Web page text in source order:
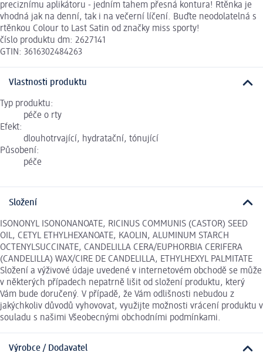
preciznímu aplikátoru - jedním tahem přesná kontura! Rtěnka je
vhodná jak na denní, tak i na večerní líčení. Buďte neodolatelná s
rtěnkou Colour to Last Satin od značky miss sporty!
číslo produktu dm: 2627141
GTIN: 3616302484263
Vlastnosti produktu
Typ produktu:
péče o rty
Efekt:
dlouhotrvající, hydratační, tónující
Působení:
péče
Složení
ISONONYL ISONONANOATE, RICINUS COMMUNIS (CASTOR) SEED
OIL, CETYL ETHYLHEXANOATE, KAOLIN, ALUMINUM STARCH
OCTENYLSUCCINATE, CANDELILLA CERA/EUPHORBIA CERIFERA
(CANDELILLA) WAX/CIRE DE CANDELILLA, ETHYLHEXYL PALMITATE
Složení a výživové údaje uvedené v internetovém obchodě se může
v některých případech nepatrně lišit od složení produktu, který
Vám bude doručený. V případě, že Vám odlišnosti nebudou z
jakýchkoliv důvodů vyhovovat, využijte možnosti vrácení produktu v
souladu s našimi Všeobecnými obchodními podmínkami.
Výrobce / Dodavatel